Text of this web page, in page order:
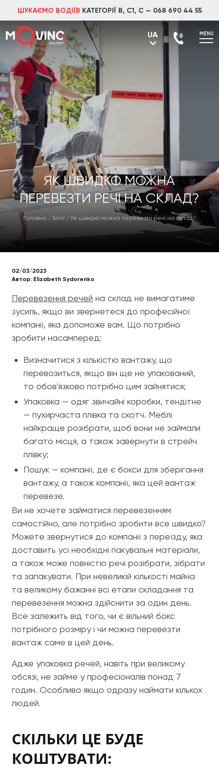
ШУКАЄМО ВОДІЇВ КАТЕГОРІЇ В, С1, С — 068 690 44 55
UA
RU
MENU
Головна / Блог / Як швидко можна перевезти речі на склад?
ЯК ШВИДКО МОЖНА
ПЕРЕВЕЗТИ РЕЧІ НА СКЛАД?
02/03/2023
Автор: Elizabeth Sydorenko
Перевезення речей на склад не вимагатиме
зусиль, якщо ви звернетеся до професійної
компанії, яка допоможе вам. Що потрібно
зробити насамперед:
Визначитися з кількістю вантажу, що
перевозиться, якщо він ще не упакований,
то обов'язково потрібно цим зайнятися;
Упаковка — одяг звичайні коробки, тендітне
— пухирчаста плівка та скотч. Меблі
найкраще розібрати, щоб вони не займали
багато місця, а також завернути в стрейч
плівку;
Пошук — компанії, де є бокси для зберігання
вантажу, а також компанії, яка цей вантаж
перевезе.
Ви не хочете займатися перевезенням
самостійно, але потрібно зробити все швидко?
Можете звернутися до компанії з переїзду, яка
доставить усі необхідні пакувальні матеріали,
а також може повністю речі розібрати, зібрати
та запакувати. При невеликій кількості майна
та великому бажанні всі етапи складання та
перевезення можна здійснити за один день.
Все залежить від того, чи є вільний бокс
потрібного розміру і чи можна перевезти
вантаж саме в цей день.
Адже упаковка речей, навіть при великому
обсязі, не займе у професіоналів понад 7
годин. Особливо якщо одразу наймати кількох
людей.
СКІЛЬКИ ЦЕ БУДЕ
КОШТУВАТИ: